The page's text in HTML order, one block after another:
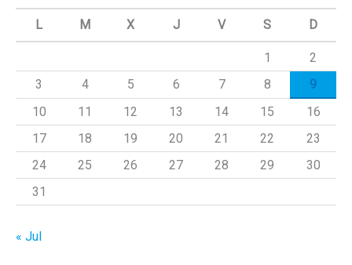
a
L M X J V S D
1
2
3
4 5 6 7 8
9
10
11 12 13 14 15
16
17
18 19 20 21 22
23
24
25 26 27 28 29
30
31
« Jul